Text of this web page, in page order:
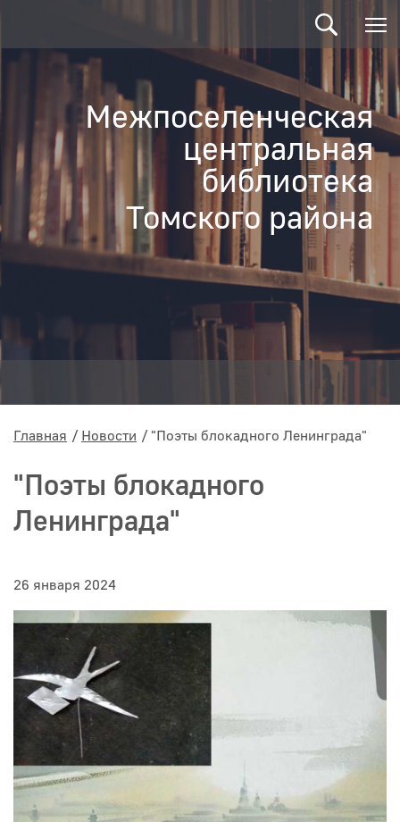
Межпоселенческая
центральная
библиотека
Томского района
Главная Новости "Поэты блокадного Ленинграда"
"Поэты блокадного
Ленинграда"
26 января 2024